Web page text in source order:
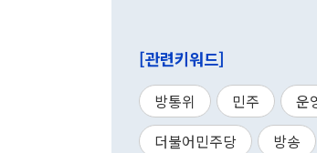
[관련키워드]
방통위 민주 운
더불어민주당
방송